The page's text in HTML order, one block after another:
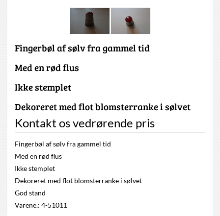
Fingerbøl af sølv fra gammel tid
Med en rød flus
Ikke stemplet
Dekoreret med flot blomsterranke i sølvet
Kontakt os vedrørende pris
Fingerbøl af sølv fra gammel tid
Med en rød flus
Ikke stemplet
Dekoreret med flot blomsterranke i sølvet
God stand
Varene.: 4-51011